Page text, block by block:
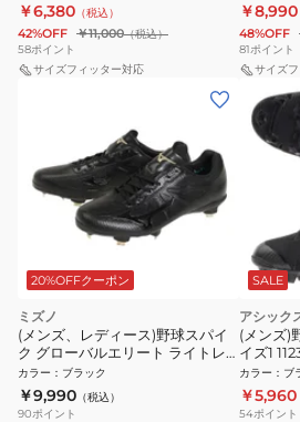
￥6,380 （税込）
42%OFF ￥11,000（税込）
58ポイント
サイズフィッター対応
￥8,990
48%OFF
81ポイント
サイズ
20%OFFクーポン
ミズノ
(メンズ、レディース)野球スパイ
ク グローバルエリート ライトレ
ボエリート ワイド CK 3E相当
11GM221200
カラー ： ブラック
￥9,990 （税込）
90ポイント
SALE
アシック
(メンズ)
イズ1
カラー ： ブ
￥5,960
54ポイント